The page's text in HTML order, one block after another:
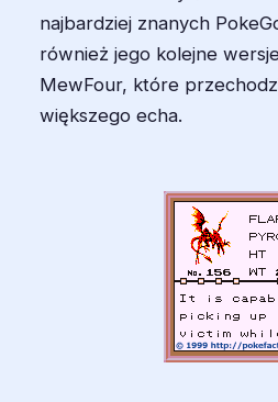
najbardziej znanych
również jego kolejne
MewFour, które
większego echa.